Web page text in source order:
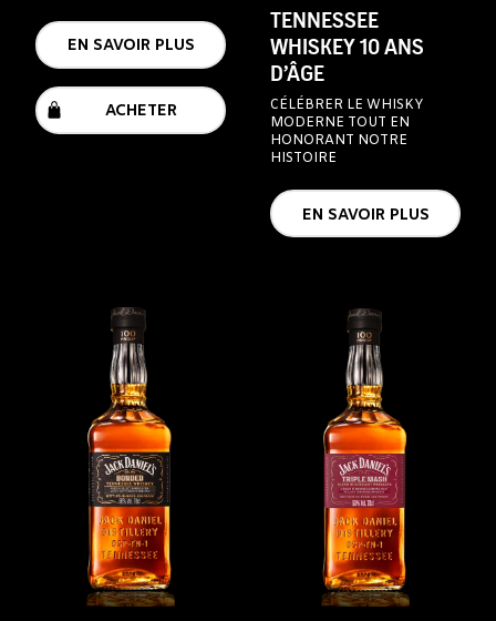
EN SAVOIR PLUS
ACHETER
TENNESSEE
WHISKEY 10 ANS
D’ÂGE
CÉLÉBRER LE WHISKY
MODERNE TOUT EN
HONORANT NOTRE
HISTOIRE
EN SAVOIR PLUS